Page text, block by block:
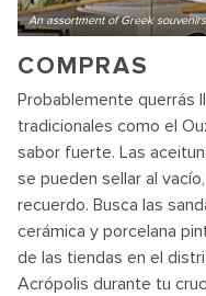
An assortment of Greek
COMPRAS
Probablemente querrás
tradicionales como el
sabor fuerte. Las
se pueden sellar al
recuerdo. Busca las
cerámica y porcelana
de las tiendas en el
Acrópolis durante tu